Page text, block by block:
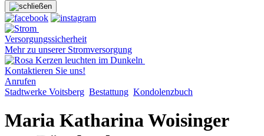
Versorgungssicherheit
Mehr zu unserer Stromversorgung
Kontaktieren Sie uns!
Anrufen
Stadtwerke Voitsberg Bestattung Kondolenzbuch
Maria Katharina Woisinger